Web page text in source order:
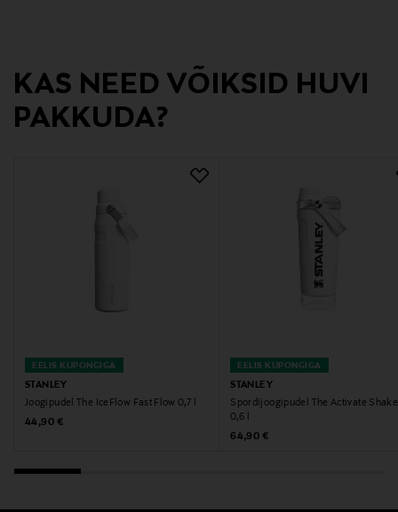
Suurus
0,6 l
Tootja aadress
PL 2227, 96201, Rovaniemi, Finland
KAS NEED VÕIKSID HUVI
PAKKUDA?
EELIS KUPONGIGA
STANLEY
Joogipudel The IceFlow Fast Flow 0,7 l
Original Price
44,90 €
EELIS KUPONGIGA
STANLEY
Spordijoogipudel The Activate
0,6 l
Original Price
64,90 €